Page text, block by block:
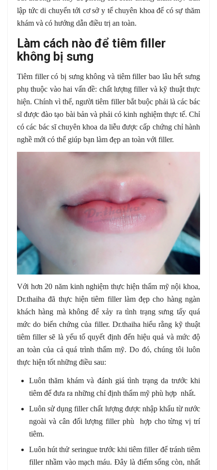
lập tức di chuyển tới cơ sở y tế chuyên khoa để có sự thăm
khám và có hướng dẫn điều trị an toàn.
Làm cách nào để tiêm filler
không bị sưng
Tiêm filler có bị sưng không và tiêm filler bao lâu hết sưng
phụ thuộc vào hai vấn đề: chất lượng filler và kỹ thuật thực
hiện. Chính vì thế, người tiêm filler bắt buộc phải là các bác
sĩ được đào tạo bài bản và phải có kinh nghiệm thực tế. Chỉ
có các bác sĩ chuyên khoa da liễu được cấp chứng chỉ hành
nghề mới có thể giúp bạn làm đẹp an toàn với filler.
Với hơn 20 năm kinh nghiệm thực hiện thẩm mỹ nội khoa,
Dr.thaiha đã thực hiện tiêm filler làm đẹp cho hàng ngàn
khách hàng mà không để xảy ra tình trạng sưng tấy quá
mức do biến chứng của filler. Dr.thaiha hiểu rằng kỹ thuật
tiêm filler sẽ là yếu tố quyết định đến hiệu quả và mức độ
an toàn của cả quá trình thẩm mỹ. Do đó, chúng tôi luôn
thực hiện tốt những điều sau:
Luôn thăm khám và đánh giá tình trạng da trước khi
tiêm để đưa ra những chỉ định thẩm mỹ phù hợp nhất.
Luôn sử dụng filler chất lượng được nhập khẩu từ nước
ngoài và cân đối lượng filler phù hợp cho từng vị trí
tiêm.
Luôn hút thử seringue trước khi tiêm filler để tránh tiêm
filler nhầm vào mạch máu. Đây là điểm sống còn, nhất